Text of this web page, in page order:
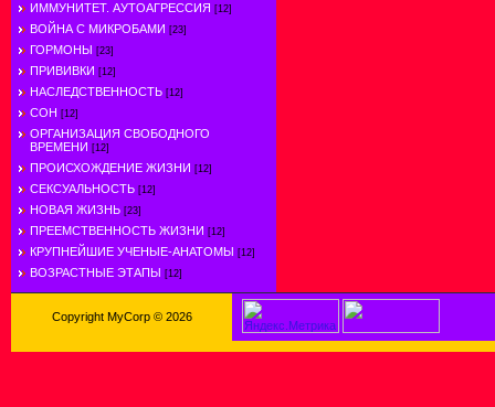
ИММУНИТЕТ. АУТОАГРЕССИЯ [12]
ВОЙНА С МИКРОБАМИ [23]
ГОРМОНЫ [23]
ПРИВИВКИ [12]
НАСЛЕДСТВЕННОСТЬ [12]
СОН [12]
ОРГАНИЗАЦИЯ СВОБОДНОГО
ВРЕМЕНИ [12]
ПРОИСХОЖДЕНИЕ ЖИЗНИ [12]
СЕКСУАЛЬНОСТЬ [12]
НОВАЯ ЖИЗНЬ [23]
ПРЕЕМСТВЕННОСТЬ ЖИЗНИ [12]
КРУПНЕЙШИЕ УЧЕНЫЕ-АНАТОМЫ [12]
ВОЗРАСТНЫЕ ЭТАПЫ [12]
Copyright MyCorp © 2026